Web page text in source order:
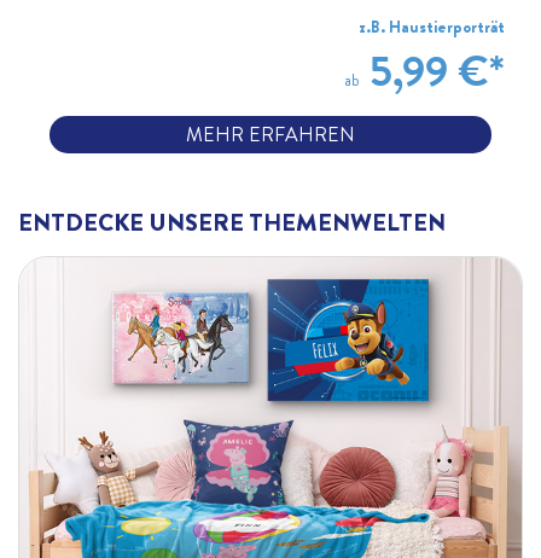
z.B. Haustierporträt
ab 5,99 €*
MEHR ERFAHREN
ENTDECKE UNSERE THEMENWELTEN